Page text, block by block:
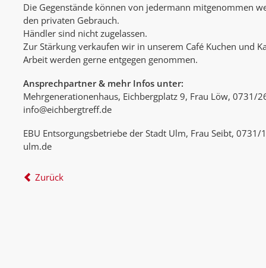
Die Gegenstände können von jedermann mitgenommen
den privaten Gebrauch.
Händler sind nicht zugelassen.
Zur Stärkung verkaufen wir in unserem Café Kuchen und
Arbeit werden gerne entgegen genommen.
Ansprechpartner & mehr Infos unter:
Mehrgenerationenhaus, Eichbergplatz 9, Frau Löw, 0731/
info@eichbergtreff.de
EBU Entsorgungsbetriebe der Stadt Ulm, Frau Seibt,
ulm.de
Zurück